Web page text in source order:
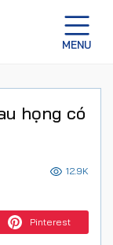
họng có
12.9K
Pinterest